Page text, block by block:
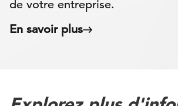
de votre entreprise.
En savoir plus